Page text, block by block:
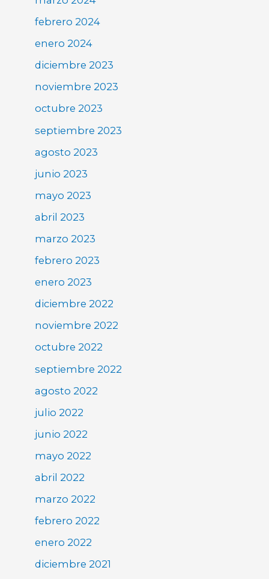
febrero 2024
enero 2024
diciembre 2023
noviembre 2023
octubre 2023
septiembre 2023
agosto 2023
junio 2023
mayo 2023
abril 2023
marzo 2023
febrero 2023
enero 2023
diciembre 2022
noviembre 2022
octubre 2022
septiembre 2022
agosto 2022
julio 2022
junio 2022
mayo 2022
abril 2022
marzo 2022
febrero 2022
enero 2022
diciembre 2021